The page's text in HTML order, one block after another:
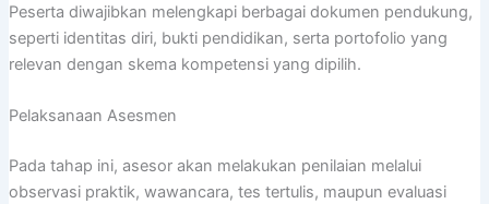
Peserta diwajibkan melengkapi berbagai dokumen pendukung,
seperti identitas diri, bukti pendidikan, serta portofolio yang
relevan dengan skema kompetensi yang dipilih.
Pelaksanaan Asesmen
Pada tahap ini, asesor akan melakukan penilaian melalui
observasi praktik, wawancara, tes tertulis, maupun evaluasi